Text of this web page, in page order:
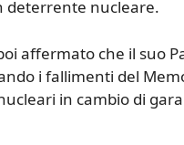
deterrente nucleare.
affermato che il suo
i fallimenti del
in cambio di